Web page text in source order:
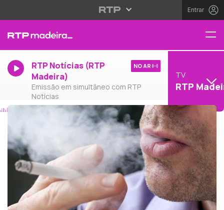
Entrar
RTP Notícias (RTP
Madeira)
Emissão em simultâneo com RTP
Notícias
NO AR
TV
RTP